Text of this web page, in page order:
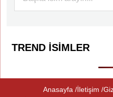
TREND İSIMLER
Anasayfa İletişim